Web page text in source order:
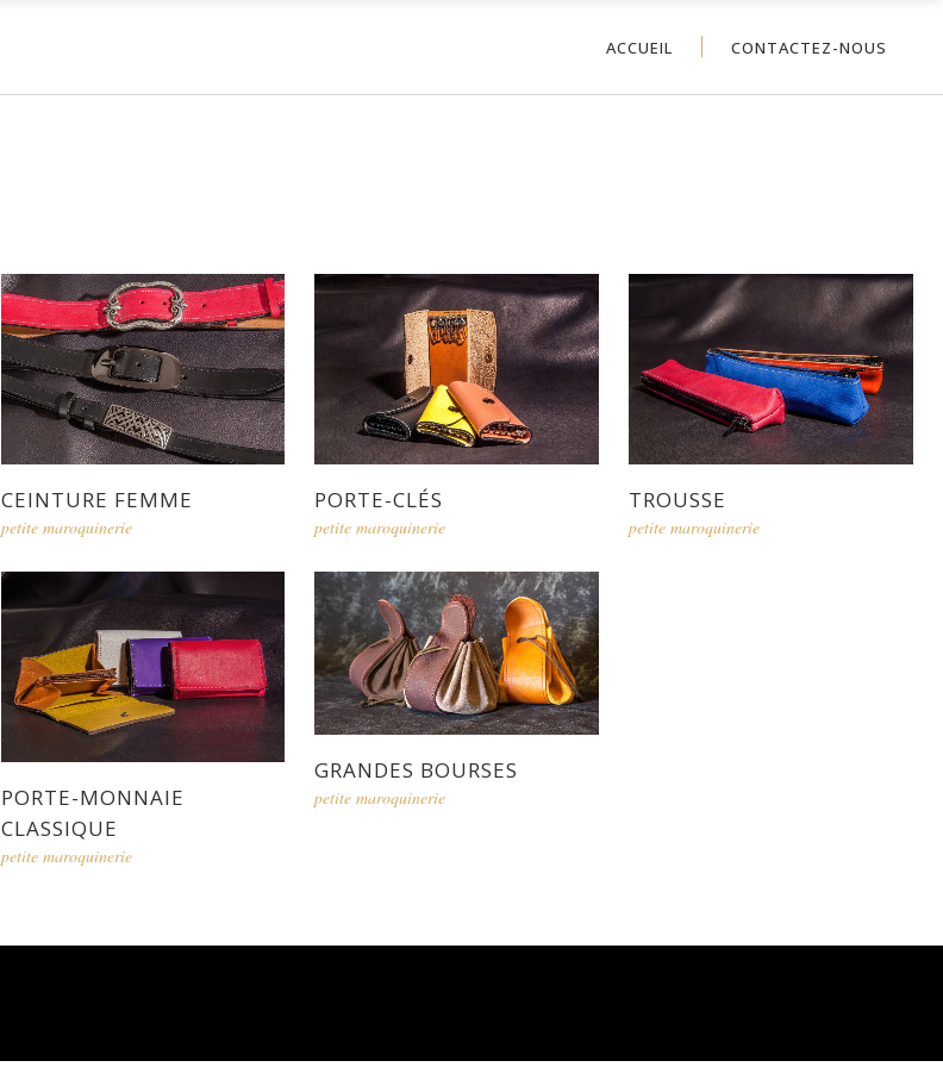
ACCUEIL CONTACTEZ-NOUS
CEINTURE FEMME
petite maroquinerie
PORTE-CLÉS
petite maroquinerie
TROUSSE
petite maroquinerie
PORTE-MONNAIE
CLASSIQUE
petite maroquinerie
GRANDES BOURSES
petite maroquinerie